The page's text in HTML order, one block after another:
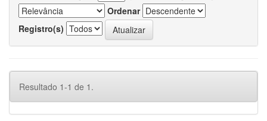
Ordenar
Registro(s)
Resultado 1-1 de 1.